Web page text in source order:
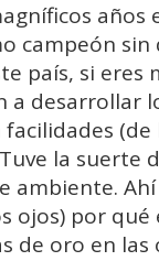
años
campeón sin
país, si eres
a desarrollar
la suerte
ambiente.
ojos) por qué
de oro en las